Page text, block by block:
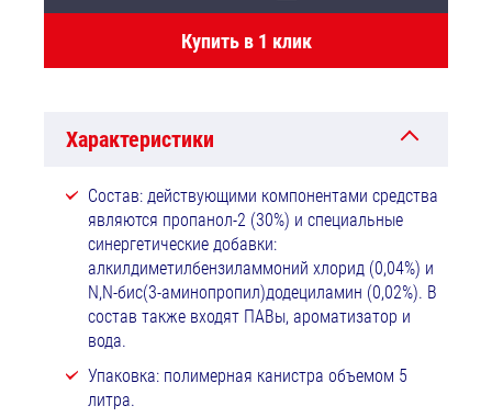
Купить в 1 клик
Характеристики
Состав: действующими компонентами средства
являются пропанол-2 (30%) и специальные
синергетические добавки:
алкилдиметилбензиламмоний хлорид (0,04%) и
N,N-бис(3-аминопропил)додециламин (0,02%). В
состав также входят ПАВы, ароматизатор и
вода.
Упаковка: полимерная канистра объемом 5
литра.